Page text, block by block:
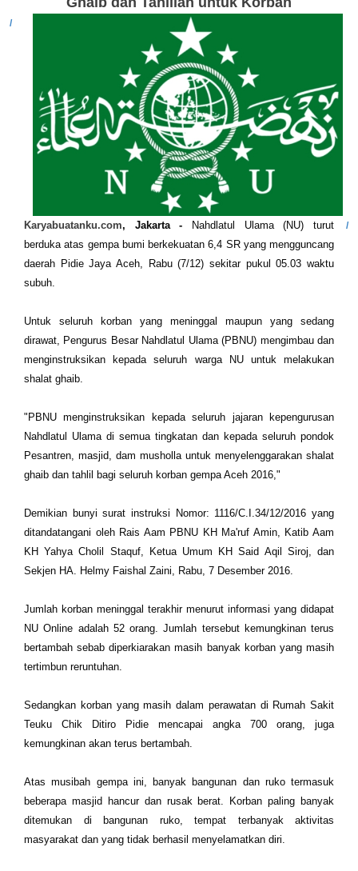
Karyabuatanku.com, Jakarta - Nahdlatul Ulama (NU) turut
berduka atas gempa bumi berkekuatan 6,4 SR yang mengguncang
daerah Pidie Jaya Aceh, Rabu (7/12) sekitar pukul 05.03 waktu
subuh.
Untuk seluruh korban yang meninggal maupun yang sedang
dirawat, Pengurus Besar Nahdlatul Ulama (PBNU) mengimbau dan
menginstruksikan kepada seluruh warga NU untuk melakukan
shalat ghaib.
"PBNU menginstruksikan kepada seluruh jajaran kepengurusan
Nahdlatul Ulama di semua tingkatan dan kepada seluruh pondok
Pesantren, masjid, dam musholla untuk menyelenggarakan shalat
ghaib dan tahlil bagi seluruh korban gempa Aceh 2016,"
Demikian bunyi surat instruksi Nomor: 1116/C.I.34/12/2016 yang
ditandatangani oleh Rais Aam PBNU KH Ma'ruf Amin, Katib Aam
KH Yahya Cholil Staquf, Ketua Umum KH Said Aqil Siroj, dan
Sekjen HA. Helmy Faishal Zaini, Rabu, 7 Desember 2016.
Jumlah korban meninggal terakhir menurut informasi yang didapat
NU Online adalah 52 orang. Jumlah tersebut kemungkinan terus
bertambah sebab diperkiarakan masih banyak korban yang masih
tertimbun reruntuhan.
Sedangkan korban yang masih dalam perawatan di Rumah Sakit
Teuku Chik Ditiro Pidie mencapai angka 700 orang, juga
kemungkinan akan terus bertambah.
Atas musibah gempa ini, banyak bangunan dan ruko termasuk
beberapa masjid hancur dan rusak berat. Korban paling banyak
ditemukan di bangunan ruko, tempat terbanyak aktivitas
masyarakat dan yang tidak berhasil menyelamatkan diri.